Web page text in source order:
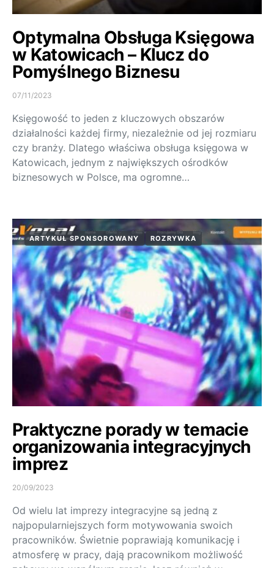
Optymalna Obsługa Księgowa
w Katowicach – Klucz do
Pomyślnego Biznesu
07/11/2023
Księgowość to jeden z kluczowych obszarów
działalności każdej firmy, niezależnie od jej rozmiaru
czy branży. Dlatego właściwa obsługa księgowa w
Katowicach, jednym z największych ośrodków
biznesowych w Polsce, ma ogromne…
ARTYKUŁ SPONSOROWANY ROZRYWKA
Praktyczne porady w temacie
organizowania integracyjnych
imprez
20/09/2023
Od wielu lat imprezy integracyjne są jedną z
najpopularniejszych form motywowania swoich
pracowników. Świetnie poprawiają komunikację i
atmosferę w pracy, dają pracownikom możliwość